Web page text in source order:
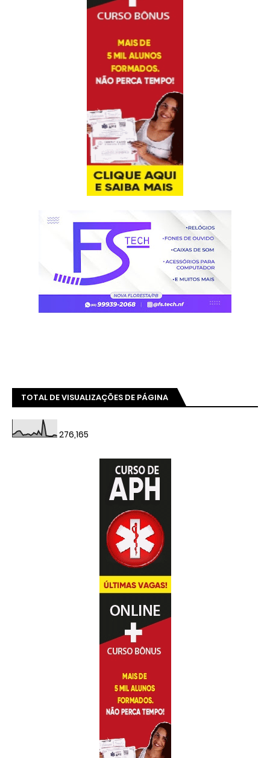
TOTAL DE VISUALIZAÇÕES DE PÁGINA
276,165